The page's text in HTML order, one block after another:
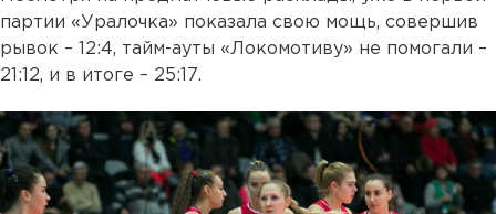
партии «Уралочка» показала свою мощь, совершив
рывок – 12:4, тайм-ауты «Локомотиву» не помогали –
21:12, и в итоге – 25:17.